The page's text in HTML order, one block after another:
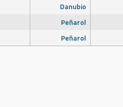
Danubio
Peñarol
Peñarol